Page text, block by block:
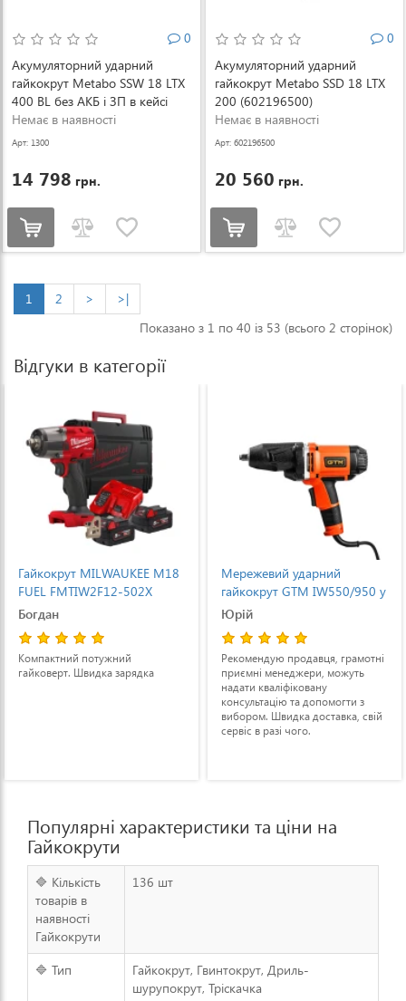
0
Акумуляторний ударний
гайкокрут Metabo SSW 18 LTX
400 BL без АКБ і ЗП в кейсі
(602205840)
Немає в наявності
Арт: 1300
14 798 грн.
0
Акумуляторний ударний
гайкокрут Metabo SSD 18 LTX
200 (602196500)
Немає в наявності
Арт: 602196500
20 560 грн.
1 2 >
>|
Показано з 1 по 40 із 53 (всього 2 сторінок)
Відгуки в категорії
Гайкокрут MILWAUKEE M18
FUEL FMTIW2F12-502X
(4933478450)
Богдан
Компактний потужний
гайковерт. Швидка зарядка
Мережевий ударний
гайкокрут GTM IW550/950 у
кейсі + набір головок
(IW550/950)
Юрій
Рекомендую продавця, грамотні
приємні менеджери, можуть
надати кваліфіковану
консультацію та допомогти з
вибором. Швидка доставка, свій
сервіс в разі чого.
Популярні характеристики та ціни на
Гайкокрути
🔷 Кількість
товарів в
наявності
Гайкокрути
136 шт
🔷 Тип
Гайкокрут, Гвинтокрут, Дриль-
шурупокрут, Тріскачка